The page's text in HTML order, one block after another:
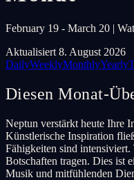
February 19 - March 20 |
Aktualisiert 8. August 2026
DailyWeeklyMonthlyYearly
Diesen Monat-
Neptun verstärkt heute Ihre
Künstlerische Inspiration
Fähigkeiten sind
Botschaften tragen. Dies ist
Musik und mitfühlenden